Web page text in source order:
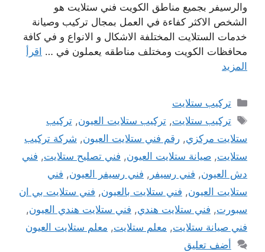
والرسيفر بجميع مناطق الكويت فني ستلايت هو
الشخص الاكثر كفاءة في العمل بمجال تركيب وصيانة
خدمات الستلايت المختلفة الاشكال و الانواع و في كافة
محافظات الكويت ومختلف مناطقه يعملون في … اقرأ
المزيد
التصنيفات
تركيب ستلايت
الوسوم
تركيب ستلايت,تركيب ستلايت العيون,تركيب
ستلايت مركزي, رقم فني ستلايت العيون, شركة تركيب
ستلايت, صيانة ستلايت العيون, فني تصليح ستلايت, فني
دش العيون, فني رسيفر , فني رسيفر العيون, فني
ستلايت العيون, فني ستلايت بالعيون, فني ستلايت بي ان
سبورت, فني ستلايت هندي, فني ستلايت هندي العيون,
فني صيانة ستلايت, معلم ستلايت, معلم ستلايت العيون
أضف تعليق